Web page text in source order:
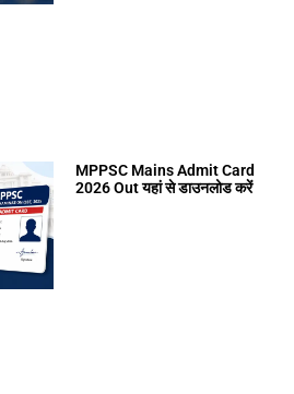
MPPSC Mains Admit Card
2026 Out यहां से डाउनलोड करें